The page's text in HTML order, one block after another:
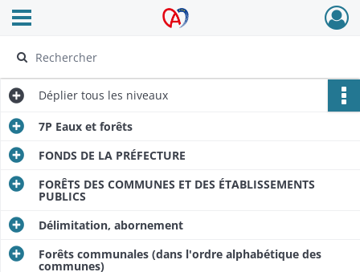
Archives Alsace - Colmar
Ouvrir le menu déroulant
Déplier tous les niveaux
7P Eaux et forêts
FONDS DE LA PRÉFECTURE
FORÊTS DES COMMUNES ET DES ÉTABLISSEMENTS
PUBLICS
Délimitation, abornement
Forêts communales (dans l'ordre alphabétique des
communes)